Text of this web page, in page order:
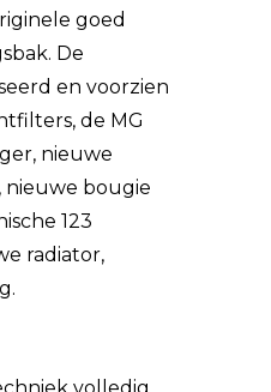
goed
De
en voorzien
de MG
nieuwe
nieuwe bougie
123
radiator,